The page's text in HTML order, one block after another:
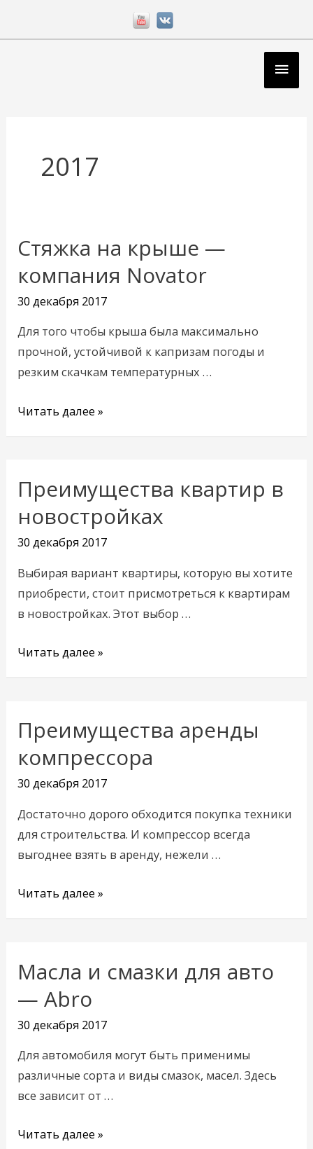
2017
Стяжка на крыше —
компания Novator
30 декабря 2017
Для того чтобы крыша была максимально
прочной, устойчивой к капризам погоды и
резким скачкам температурных …
Стяжка
крыше
—
компания
Читать далее »
Преимущества квартир в
новостройках
30 декабря 2017
Выбирая вариант квартиры, которую вы хотите
приобрести, стоит присмотреться к квартирам
в новостройках. Этот выбор …
Преимущества
квартир
в
новостройках
Читать далее »
Преимущества аренды
компрессора
30 декабря 2017
Достаточно дорого обходится покупка техники
для строительства. И компрессор всегда
выгоднее взять в аренду, нежели …
Преимущества
аренды
компрессора
Читать далее »
Масла и смазки для авто
— Abro
30 декабря 2017
Для автомобиля могут быть применимы
различные сорта и виды смазок, масел. Здесь
все зависит от …
Масла
смазки
для
авто
Читать далее »